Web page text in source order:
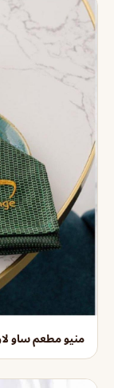
منيو مطعم ساو